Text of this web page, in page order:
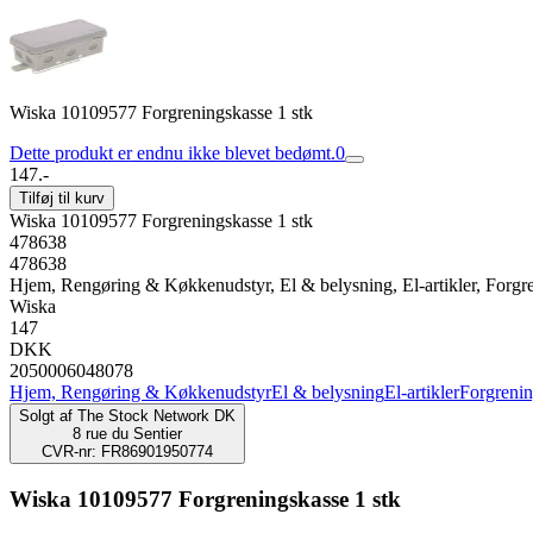
Wiska 10109577 Forgreningskasse 1 stk
Dette produkt er endnu ikke blevet bedømt.0
147.-
Tilføj til kurv
Wiska 10109577 Forgreningskasse 1 stk
478638
478638
Hjem, Rengøring & Køkkenudstyr, El & belysning, El-artikler,
Wiska
147
DKK
2050006048078
Hjem, Rengøring & KøkkenudstyrEl & belysningEl-artikler
Solgt af The Stock Network DK
8 rue du Sentier
CVR-nr: FR86901950774
Wiska 10109577 Forgreningskasse 1 stk